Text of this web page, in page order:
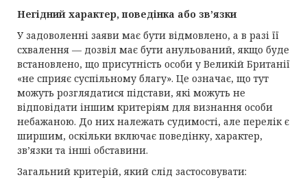
Негідний характер, поведінка або зв’язки
У задоволенні заяви має бути відмовлено, а в разі її
схвалення — дозвіл має бути анульований, якщо буде
встановлено, що присутність особи у Великій Британії
«не сприяє суспільному благу». Це означає, що тут
можуть розглядатися підстави, які можуть не
відповідати іншим критеріям для визнання особи
небажаною. До них належать судимості, але перелік є
ширшим, оскільки включає поведінку, характер,
зв’язки та інші обставини.
Загальний критерій, який слід застосовувати: